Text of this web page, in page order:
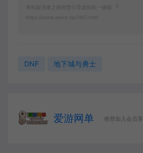
单机版强者之路智慧引导虚拟机一键端
https://www.aywd.vip/1457.html
DNF 地下城与勇士
爱游网单 推荐加入会员